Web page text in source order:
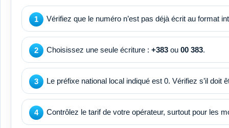
Vérifiez que le numéro n’est pas déjà écrit au format
Choisissez une seule écriture : +383 ou 00 383.
Le préfixe national local indiqué est 0. Vérifiez s’il
Contrôlez le tarif de votre opérateur, surtout pour les